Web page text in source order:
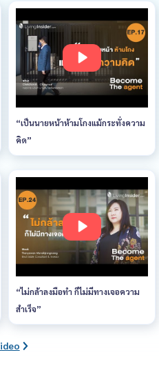
“เป็นนายหน้าห้ามโกงแม้กระทั่งความ
คิด”
“ไม่กล้าลงมือทำ ก็ไม่มีทางเจอความ
สำเร็จ”